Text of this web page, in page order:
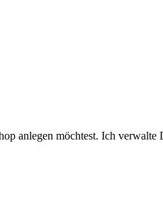
anlegen möchtest. Ich